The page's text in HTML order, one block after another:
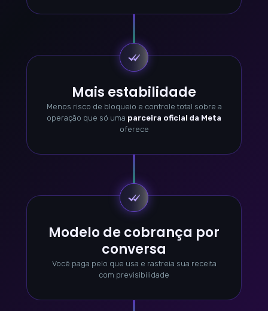
Mais estabilidade
Menos risco de bloqueio e controle total sobre a
operação que só uma parceira oficial da Meta
oferece
Modelo de cobrança por
conversa
Você paga pelo que usa e rastreia sua receita
com previsibilidade